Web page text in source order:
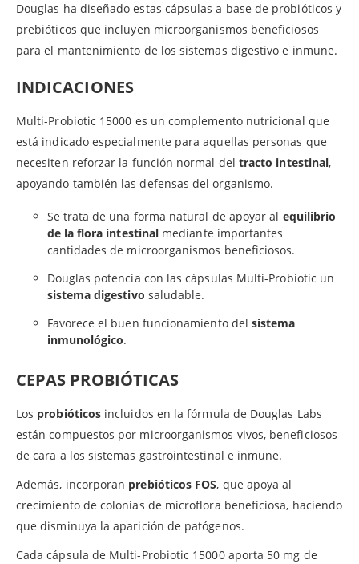
Douglas ha diseñado estas cápsulas a base de probióticos y
prebióticos que incluyen microorganismos beneficiosos
para el mantenimiento de los sistemas digestivo e inmune.
INDICACIONES
Multi-Probiotic 15000 es un complemento nutricional que
está indicado especialmente para aquellas personas que
necesiten reforzar la función normal del tracto intestinal,
apoyando también las defensas del organismo.
Se trata de una forma natural de apoyar al equilibrio
de la flora intestinal mediante importantes
cantidades de microorganismos beneficiosos.
Douglas potencia con las cápsulas Multi-Probiotic un
sistema digestivo saludable.
Favorece el buen funcionamiento delsistema
inmunológico.
CEPAS PROBIÓTICAS
Los probióticos incluidos en la fórmula de Douglas Labs
están compuestos por microorganismos vivos, beneficiosos
de cara a los sistemas gastrointestinal e inmune.
Además, incorporan prebióticos FOS, que apoya al
crecimiento de colonias de microflora beneficiosa, haciendo
que disminuya la aparición de patógenos.
Cada cápsula de Multi-Probiotic 15000 aporta 50 mg de